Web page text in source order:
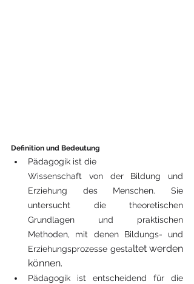
Definition und Bedeutung
Pädagogik ist die
Wissenschaft von der Bildung und
Erziehung des Menschen. Sie
untersucht die theoretischen
Grundlagen und praktischen
Methoden, mit denen Bildungs- und
Erziehungsprozesse gestaltet werden
können.
Pädagogik ist entscheidend für die